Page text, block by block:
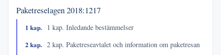
Paketreselagen2018:1217
1 kap.
1 kap. Inledande bestämmelser
2 kap. 2 kap. Paketreseavtalet och information om paketresan